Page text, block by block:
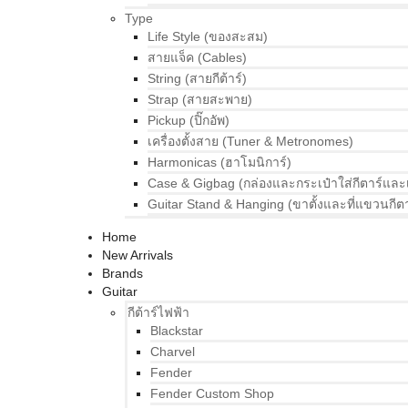
Type
Life Style (ของสะสม)
สายแจ็ค (Cables)
String (สายกีต้าร์)
Strap (สายสะพาย)
Pickup (ปิ๊กอัพ)
เครื่องตั้งสาย (Tuner & Metronomes)
Harmonicas (ฮาโมนิการ์)
Case & Gigbag (กล่องและกระเป๋าใส่กีตาร์และ
Guitar Stand & Hanging (ขาตั้งและที่แขวนกีต
Home
New Arrivals
Brands
Guitar
กีต้าร์ไฟฟ้า
Blackstar
Charvel
Fender
Fender Custom Shop